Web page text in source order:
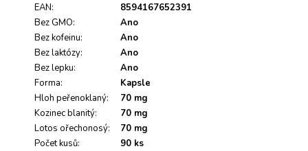
d
n
o
c
e
n
í
EAN:
8594167652391
Bez GMO:
Ano
Bez kofeinu:
Ano
Bez laktózy:
Ano
Bez lepku:
Ano
Forma:
Kapsle
Hloh peřenoklaný:
70 mg
Kozinec blanitý:
70 mg
Lotos ořechonosý:
70 mg
Počet kusů:
90 ks